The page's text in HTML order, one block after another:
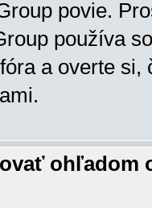
povie.
používa
a overte
ohľadom